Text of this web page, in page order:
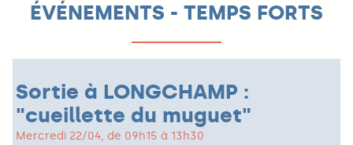
ÉVÉNEMENTS - TEMPS FORTS
Sortie à LONGCHAMP :
"cueillette du muguet"
Mercredi 22/04, de 09h15 à 13h30